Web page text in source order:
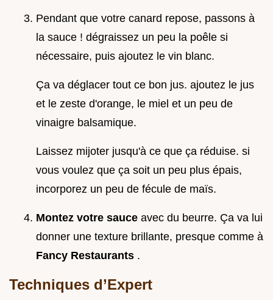
Pendant que votre canard repose, passons à
la sauce ! dégraissez un peu la poêle si
nécessaire, puis ajoutez le vin blanc.
Ça va déglacer tout ce bon jus. ajoutez le jus
et le zeste d'orange, le miel et un peu de
vinaigre balsamique.
Laissez mijoter jusqu'à ce que ça réduise. si
vous voulez que ça soit un peu plus épais,
incorporez un peu de fécule de maïs.
Montez votre sauce avec du beurre. Ça va lui
donner une texture brillante, presque comme à
Fancy Restaurants .
Techniques d’Expert